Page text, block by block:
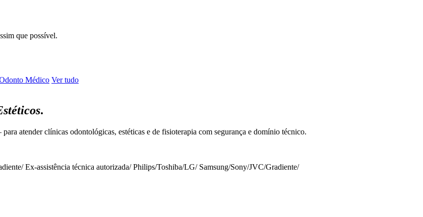
que possível.
Médico Ver tudo
.
atender clínicas odontológicas, estéticas e de fisioterapia com segurança e domínio técnico.
/ Ex-assistência técnica autorizada/ Philips/Toshiba/LG/ Samsung/Sony/JVC/Gradiente/